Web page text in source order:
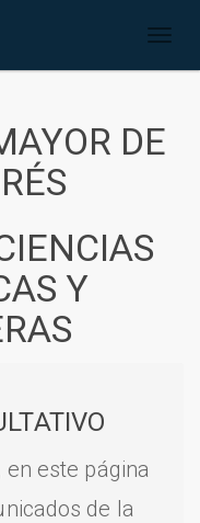
DE
Y
este página
de la